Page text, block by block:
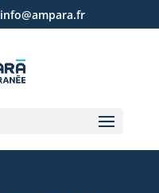
info@ampara.fr